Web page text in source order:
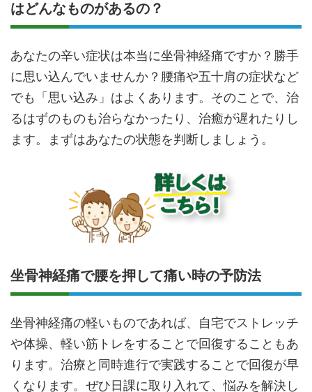
はどんなものがあるの？
あなたの辛い症状は本当に坐骨神経痛ですか？勝手
に思い込んでいませんか？腰痛や五十肩の症状など
でも「思い込み」はよくあります。そのことで、治
るはずのものも治らなかったり、治癒が遅れたりし
ます。まずはあなたの状態を判断しましょう。
坐骨神経痛で腰を押して痛い時の予防法
坐骨神経痛の軽いものであれば、自宅でストレッチ
や体操、軽い筋トレをすることで回復することもあ
ります。治療と同時進行で実践することで回復が早
くなります。ぜひ日課に取り入れて、悩みを解決し